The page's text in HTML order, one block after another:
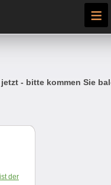
≡
- bitte kommen Sie
der